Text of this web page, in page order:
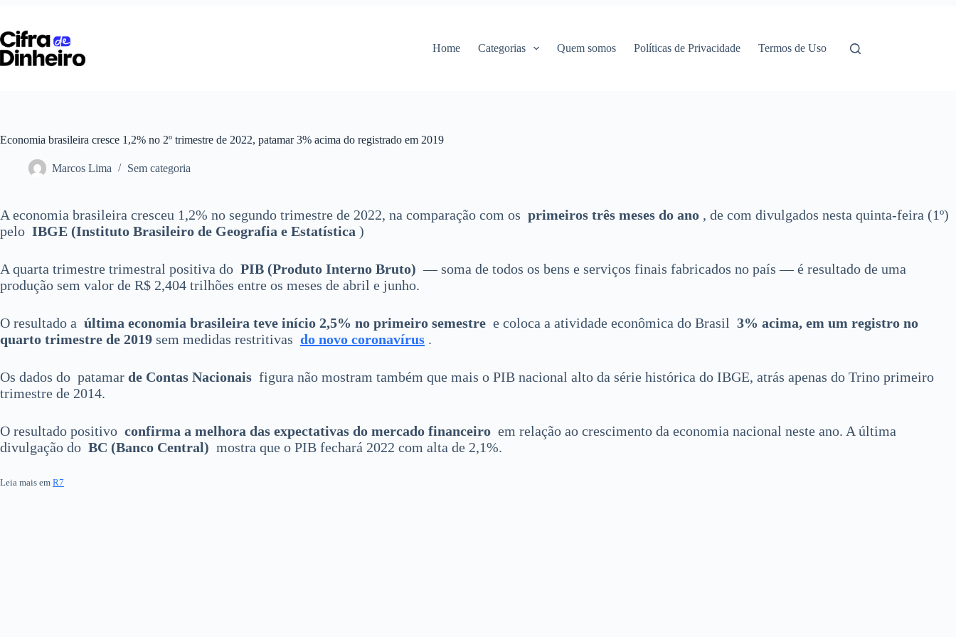
o
conteúdo
Home Categorias Quem somos Políticas de Privacidade Termos de Uso
Economia brasileira cresce 1,2% no 2º trimestre de 2022, patamar 3% acima do registrado em 2019
Marcos Lima Sem categoria
A economia brasileira cresceu 1,2% no segundo trimestre de 2022, na comparação com os primeiros três meses do ano , de com divulgados nesta quinta-feira (1º)
pelo IBGE (Instituto Brasileiro de Geografia e Estatística )
A quarta trimestre trimestral positiva do PIB (Produto Interno Bruto) — soma de todos os bens e serviços finais fabricados no país — é resultado de uma
produção sem valor de R$ 2,404 trilhões entre os meses de abril e junho.
O resultado a última economia brasileira teve início 2,5% no primeiro semestre e coloca a atividade econômica do Brasil 3% acima, em um registro no
quarto trimestre de 2019 sem medidas restritivas do novo coronavírus .
Os dados do patamar de Contas Nacionais figura não mostram também que mais o PIB nacional alto da série histórica do IBGE, atrás apenas do Trino primeiro
trimestre de 2014.
O resultado positivo confirma a melhora das expectativas do mercado financeiro em relação ao crescimento da economia nacional neste ano. A última
divulgação do BC (Banco Central) mostra que o PIB fechará 2022 com alta de 2,1%.
Leia mais em R7